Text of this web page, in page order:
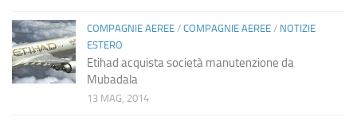
COMPAGNIE AEREE / COMPAGNIE AEREE / NOTIZIE
ESTERO
Etihad acquista società manutenzione da
Mubadala
13 MAG, 2014